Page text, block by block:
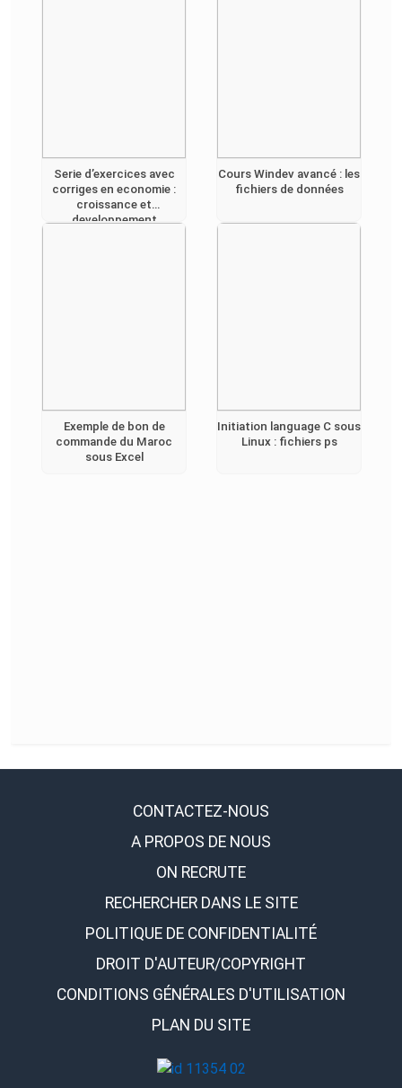
Serie d’exercices avec
corriges en economie :
croissance et
developpement
Cours Windev avancé : les
fichiers de données
Exemple de bon de
commande du Maroc
sous Excel
Initiation language C sous
Linux : fichiers ps
CONTACTEZ-NOUS
A PROPOS DE NOUS
ON RECRUTE
RECHERCHER DANS LE SITE
POLITIQUE DE CONFIDENTIALITÉ
DROIT D'AUTEUR/COPYRIGHT
CONDITIONS GÉNÉRALES D'UTILISATION
PLAN DU SITE